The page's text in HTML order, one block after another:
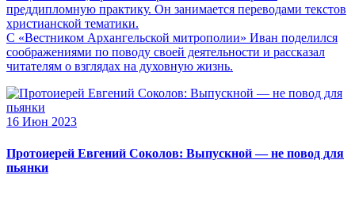
преддипломную практику. Он занимается переводами текстов
христианской тематики.
С «Вестником Архангельской митрополии» Иван поделился
соображениями по поводу своей деятельности и рассказал
читателям о взглядах на духовную жизнь.
16 Июн 2023
Протоиерей Евгений Соколов: Выпускной — не повод для
пьянки